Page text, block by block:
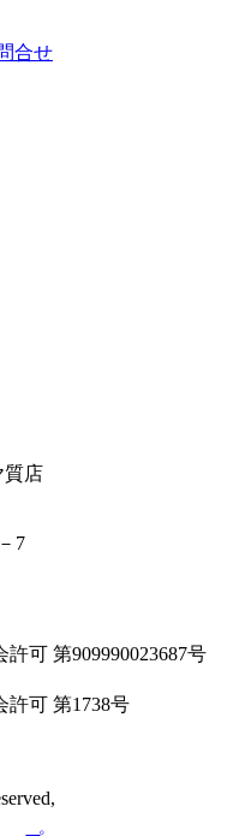
合せ
7
可 第909990023687号
許可 第1738号